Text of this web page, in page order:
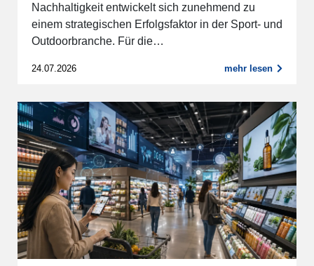
Nachhaltigkeit entwickelt sich zunehmend zu
einem strategischen Erfolgsfaktor in der Sport- und
Outdoorbranche. Für die…
24.07.2026 mehr lesen